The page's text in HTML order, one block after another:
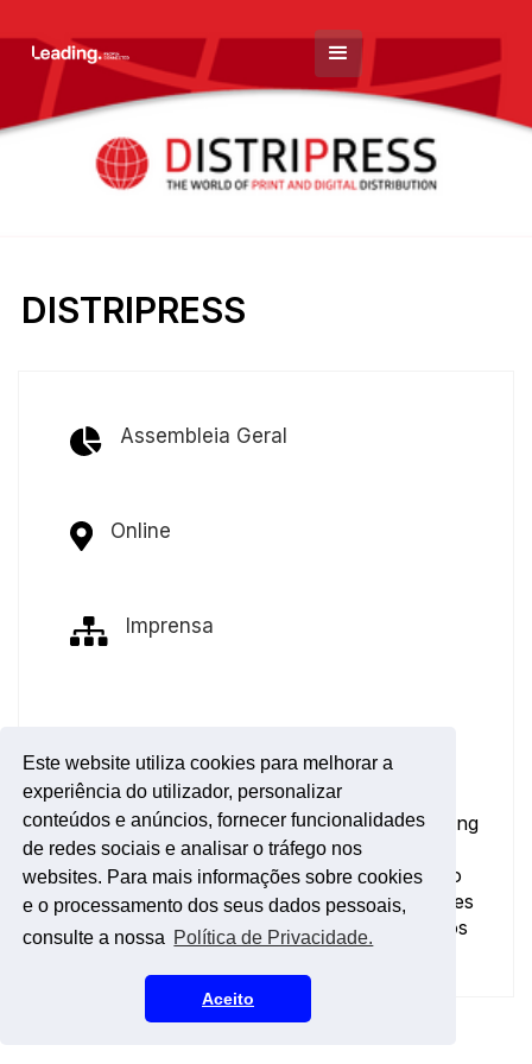
Este website utiliza cookies para melhorar a
experiência do utilizador, personalizar
conteúdos e anúncios, fornecer funcionalidades
de redes sociais e analisar o tráfego nos
websites. Para mais informações sobre cookies
e o processamento dos seus dados pessoais,
consulte a nossa Política de Privacidade.
Aceito
DISTRIPRESS
Assembleia Geral
Online
Imprensa
A resposta daDISTRIPRESSaos desafios em
tempos de pandemia foi a realização da
Assembleia Geral em formato virtual. A Leading
ofereceu a solução digital que envolveu
registos separados para entidades com direito
ao voto, contagem e visualização das questões
por votar assim como os resultados dos votos
em tempo real.